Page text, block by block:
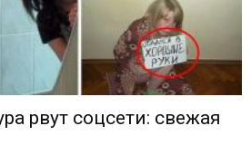
рвут соцсети: свежая